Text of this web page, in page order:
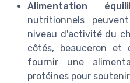
Alimentation
nutritionnels
niveau d'activité du
côtés, beauceron et
fournir une
protéines pour